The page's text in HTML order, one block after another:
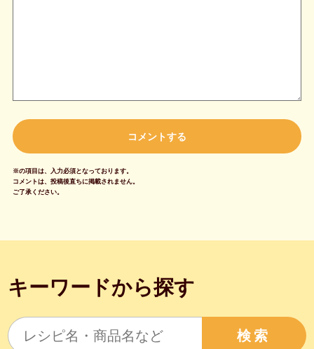
※の項目は、入力必須となっております。
コメントは、投稿後直ちに掲載されません。
ご了承ください。
キーワードから探す
検索